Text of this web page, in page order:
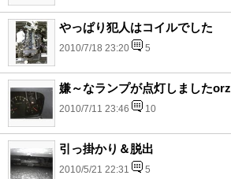
やっぱり犯人はコイルでした
2010/7/18 23:20 5
嫌～なランプが点灯しましたorz
2010/7/11 23:46 10
引っ掛かり＆脱出
2010/5/21 22:31 5